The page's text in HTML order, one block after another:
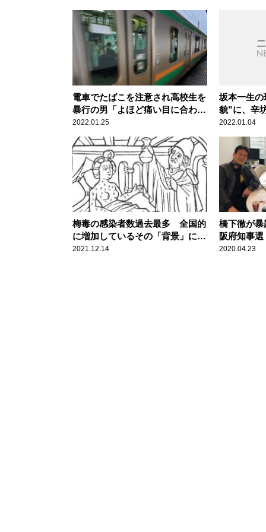
電車でたばこを注意され高校生を
暴行の男「よほど痛い目に合わせ
ないとまた同じことをする」辛坊
治郎が憤怒
2022.01.25
坂本一生の
貌”に、辛
ボブサッ
は」
2022.01.04
梅毒の感染者数過去最多 全国的
に増加しているその「背景」に辛
坊治郎が警鐘
2021.12.14
橋下徹が
阪府知事
す」
2020.04.23